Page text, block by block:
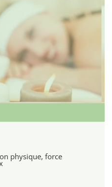
physique, force